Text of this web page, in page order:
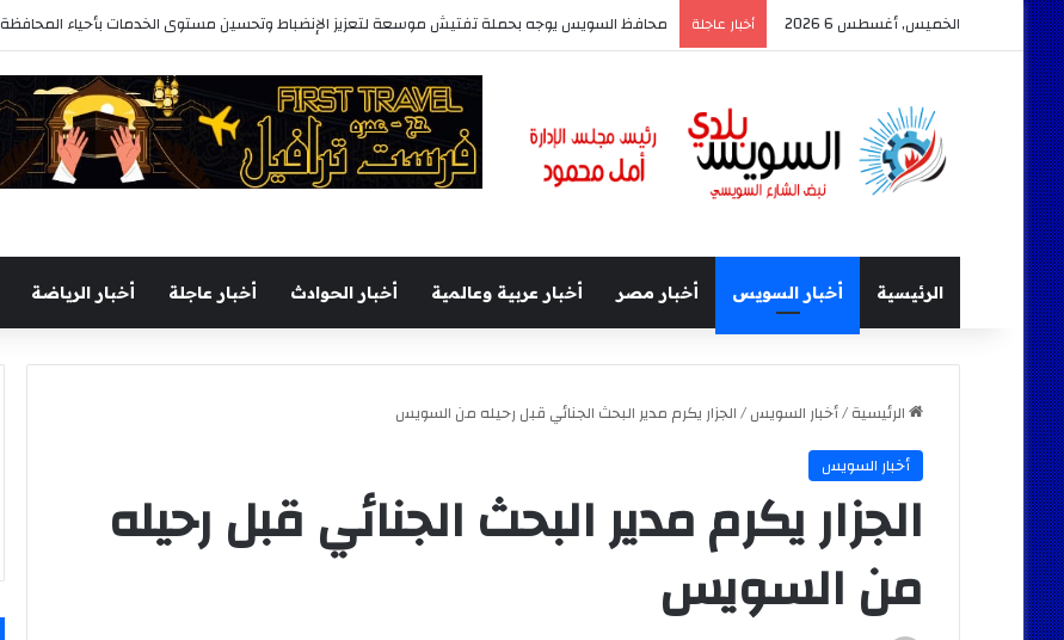
الخميس, أغسطس 6 2026 أخبار عاجلة محافظ السويس يوجه بحملة تفتيش موسعة لتعزيز الإنضباط وتحسين مستوى الخدمات بأحياء المحافظة
الرئيسية أخبار السويس أخبار مصر أخبار عربية وعالمية أخبار الحوادث أخبار عاجلة أخبار الرياضة
الرئيسية/أخبار السويس/الجزار يكرم مدير البحث الجنائي قبل رحيله من السويس
أخبار السويس
الجزار يكرم مدير البحث الجنائي قبل رحيله
من السويس